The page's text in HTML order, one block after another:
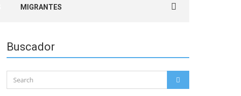
MIGRANTES
Buscador
for: